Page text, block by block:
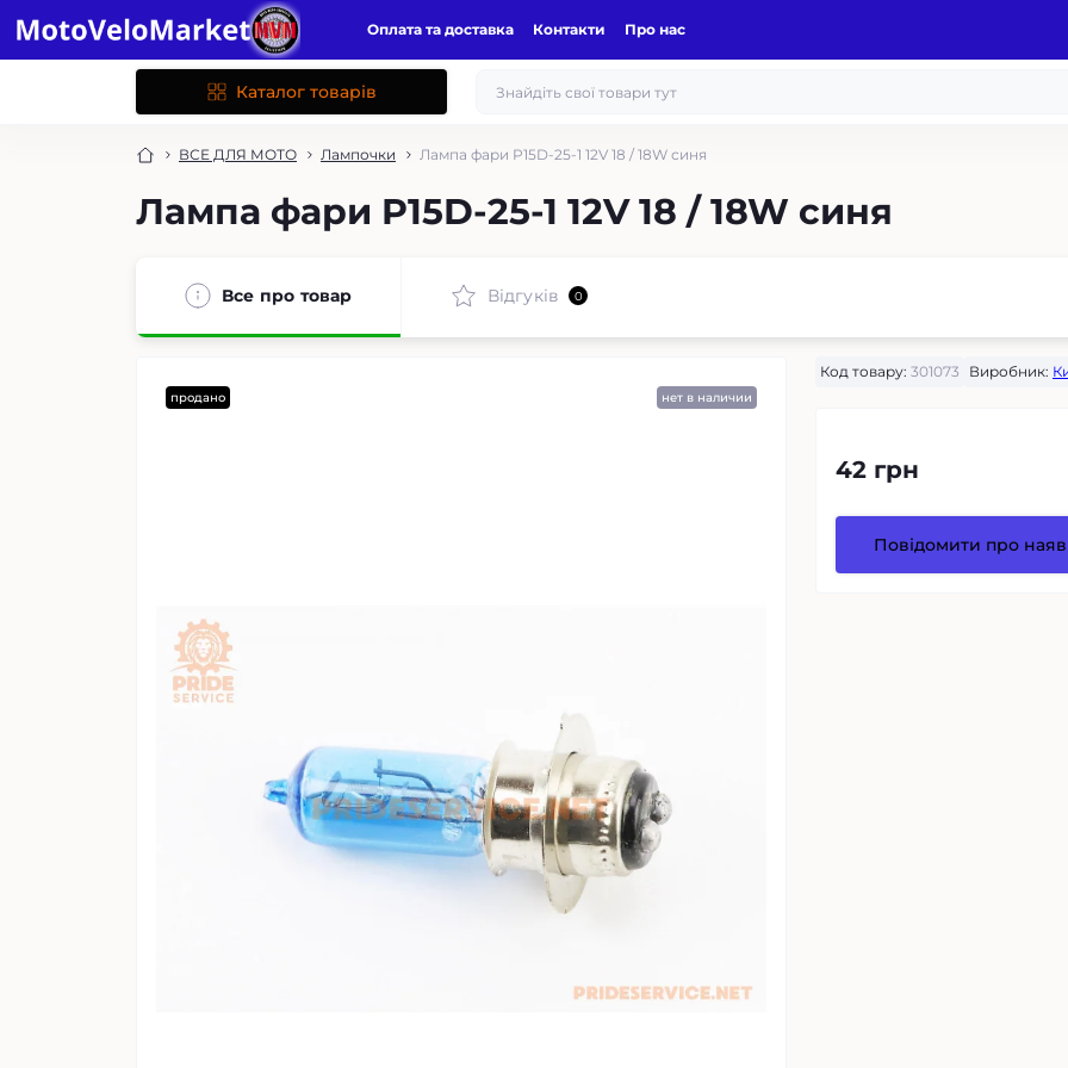
Оплата та доставка Контакти Про нас
Каталог товарів
ВСЕ ДЛЯ МОТО Лампочки Лампа фари P15D-25-1 12V 18 / 18W синя
Лампа фари P15D-25-1 12V 18 / 18W синя
Все про товар Відгуків 0
продано нет в наличии
Код товару: 301073 Виробник:
42 грн
Повідомити про